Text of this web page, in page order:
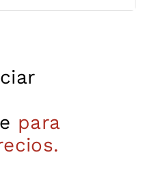
para